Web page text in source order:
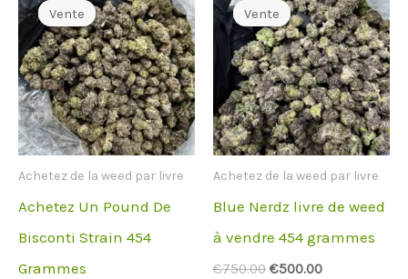
Vente
Vente
Achetez de la weed par livre
Achetez Un Pound De
Bisconti Strain 454
Grammes
Vente
Vente
Achetez de la weed par livre
Blue Nerdz livre de weed
à vendre 454 grammes
€750.00 Le
€500.00Le